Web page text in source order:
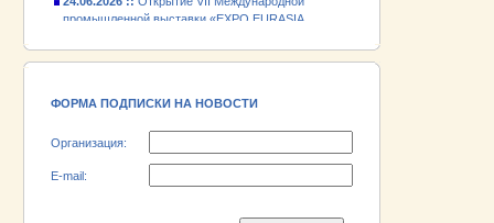
VIETNAM 2026»
ФОРМА ПОДПИСКИ НА НОВОСТИ
Организация:
E-mail: